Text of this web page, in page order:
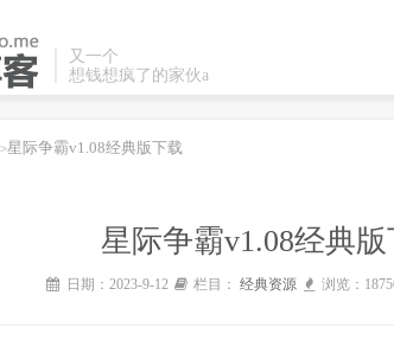
又一个
想钱想疯了的家伙a
>星际争霸v1.08经典版下载
星际争霸v1.08经典
日期：2023-9-12 栏目： 经典资源 浏览：